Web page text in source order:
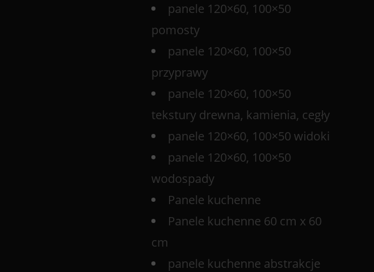
panele 120×60, 100×50
pomosty
panele 120×60, 100×50
przyprawy
panele 120×60, 100×50
tekstury drewna, kamienia, cegły
panele 120×60, 100×50 widoki
panele 120×60, 100×50
wodospady
Panele kuchenne
Panele kuchenne 60 cm x 60
cm
panele kuchenne abstrakcje